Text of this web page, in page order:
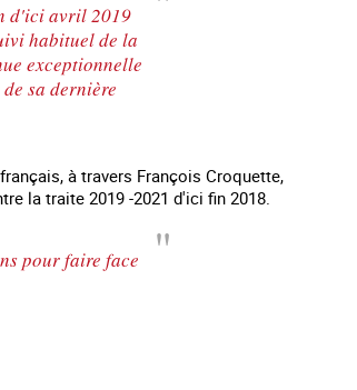
d'ici avril 2019
habituel de la
exceptionnelle
sa dernière
à travers François Croquette,
la traite 2019 -2021 d'ici fin 2018.
pour faire face